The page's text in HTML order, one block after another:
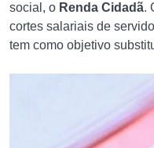
social, o Renda Cidadã.
cortes salariais de
tem como objetivo